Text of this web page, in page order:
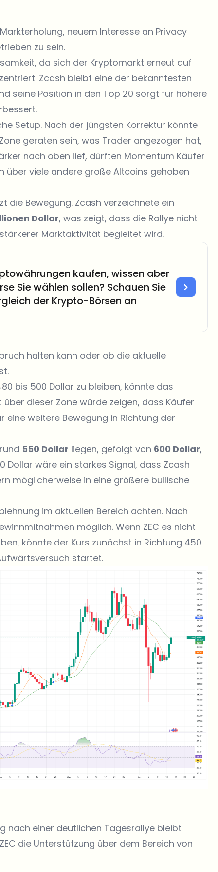
neuem Interesse an Privacy
zu sein.
da sich der Kryptomarkt erneut auf
Zcash bleibt eine der bekanntesten
seine Position in den Top 20 sorgt für höhere
Setup. Nach der jüngsten Korrektur könnte
geraten sein, was Trader angezogen hat,
nach oben lief, dürften Momentum Käufer
über viele andere große Altcoins gehoben
die Bewegung. Zcash verzeichnete ein
Dollar, was zeigt, dass die Rallye nicht
Marktaktivität begleitet wird.
kaufen, wissen aber
Sie wählen sollen? Schauen Sie
der Krypto-Börsen an
halten kann oder ob die aktuelle
bis 500 Dollar zu bleiben, könnte das
dieser Zone würde zeigen, dass Käufer
eine weitere Bewegung in Richtung der
550 Dollar liegen, gefolgt von 600 Dollar,
Dollar wäre ein starkes Signal, dass Zcash
möglicherweise in eine größere bullische
im aktuellen Bereich achten. Nach
möglich. Wenn ZEC es nicht
könnte der Kurs zunächst in Richtung 450
startet.
nach einer deutlichen Tagesrallye bleibt
die Unterstützung über dem Bereich von